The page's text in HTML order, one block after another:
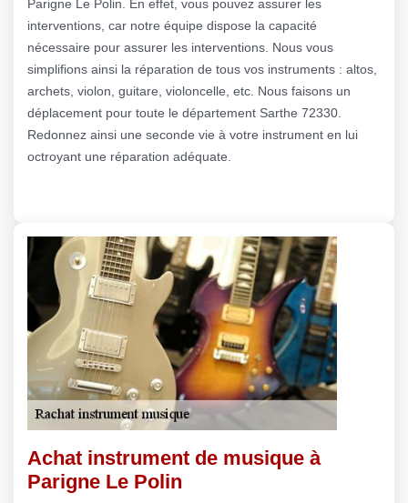
Parigne Le Polin. En effet, vous pouvez assurer les
interventions, car notre équipe dispose la capacité
nécessaire pour assurer les interventions. Nous vous
simplifions ainsi la réparation de tous vos instruments : altos,
archets, violon, guitare, violoncelle, etc. Nous faisons un
déplacement pour toute le département Sarthe 72330.
Redonnez ainsi une seconde vie à votre instrument en lui
octroyant une réparation adéquate.
Achat instrument de musique à
Parigne Le Polin